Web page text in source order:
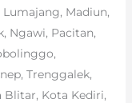
Madiun,
Ngawi, Pacitan,
Trenggalek,
Blitar, Kota Kediri,